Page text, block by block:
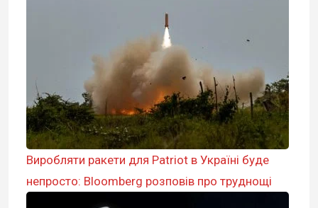
Виробляти ракети для Patriot в Україні буде
непросто: Bloomberg розповів про труднощі